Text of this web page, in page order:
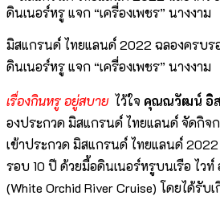
มิสแกรนด์ ไทยแลนด์ 2022 ฉลองครบร
ดินเนอร์หรู แจก “เครื่องเพชร” นางงาม
เรื่องกินหรู อยู่สบาย ไว้ใจ คุณณวัฒน์ อิส
องประกวด มิสแกรนด์ ไทยแลนด์ จัดกิจ
เข้าประกวด มิสแกรนด์ ไทยแลนด์
รอบ 10 ปี ด้วยมื้อดินเนอร์หรูบนเรือ ไวท์
(White Orchid River Cruise) โดยได้รั